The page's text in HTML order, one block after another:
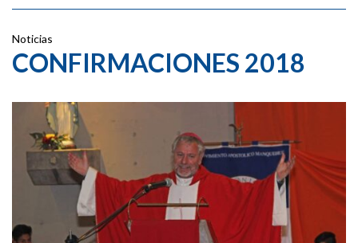
Noticias
CONFIRMACIONES 2018